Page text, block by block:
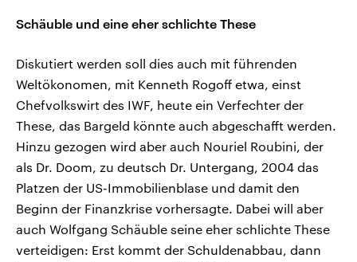
Schäuble und eine eher schlichte These
Diskutiert werden soll dies auch mit führenden
Weltökonomen, mit Kenneth Rogoff etwa, einst
Chefvolkswirt des IWF, heute ein Verfechter der
These, das Bargeld könnte auch abgeschafft werden.
Hinzu gezogen wird aber auch Nouriel Roubini, der
als Dr. Doom, zu deutsch Dr. Untergang, 2004 das
Platzen der US-Immobilienblase und damit den
Beginn der Finanzkrise vorhersagte. Dabei will aber
auch Wolfgang Schäuble seine eher schlichte These
verteidigen: Erst kommt der Schuldenabbau, dann